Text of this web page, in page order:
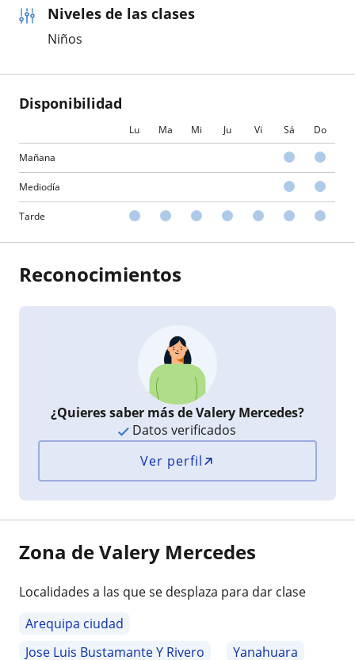
Niveles de las clases
Niños
Disponibilidad
Lu Ma Mi Ju Vi Sá Do
Mañana
Mediodía
Tarde
Reconocimientos
¿Quieres saber más de Valery Mercedes?
Datos verificados
Ver perfil
Zona de Valery Mercedes
Localidades a las que se desplaza para dar clase
Arequipa ciudad
Jose Luis Bustamante Y Rivero
Yanahuara